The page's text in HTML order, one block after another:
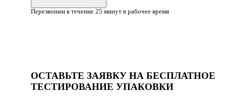
Перезвоним в течение 25 минут в рабочее время
ОСТАВЬТЕ ЗАЯВКУ НА БЕСПЛАТНОЕ
ТЕСТИРОВАНИЕ УПАКОВКИ